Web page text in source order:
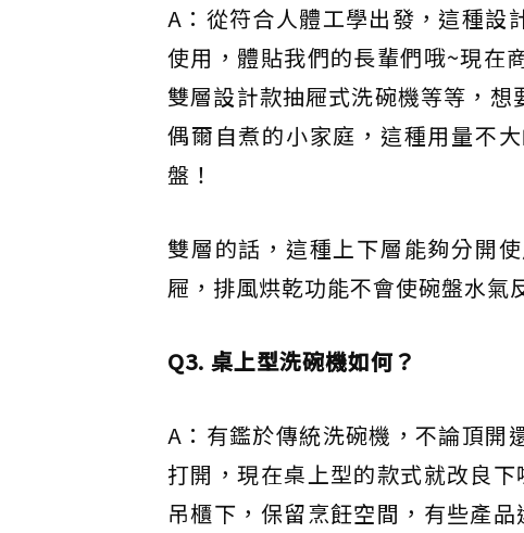
A：從符合人體工學出發，這種設
使用，體貼我們的長輩們哦~現在
雙層設計款抽屜式洗碗機等等，想
偶爾自煮的小家庭，這種用量不
盤！
雙層的話，這種上下層能夠分開
屜，排風烘乾功能不會使碗盤水氣
Q3. 桌上型洗碗機如何？
A：有鑑於傳統洗碗機，不論頂開
打開，現在桌上型的款式就改良
吊櫃下，保留烹飪空間，有些產